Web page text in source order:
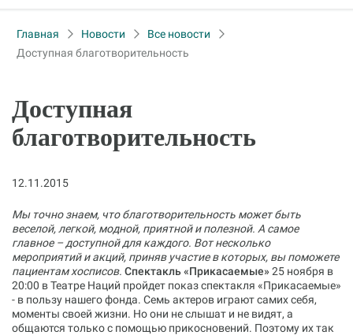
Главная Новости
Все новости
Доступная благотворительность
Доступная
благотворительность
12.11.2015
Мы точно знаем, что благотворительность может быть
веселой, легкой, модной, приятной и полезной. А самое
главное – доступной для каждого. Вот несколько
мероприятий и акций, приняв участие в которых, вы поможете
пациентам хосписов. Спектакль «Прикасаемые»25 ноября в
20:00 в Театре Наций пройдет показ спектакля «Прикасаемые»
- в пользу нашего фонда. Семь актеров играют самих себя,
моменты своей жизни. Но они не слышат и не видят, а
общаются только с помощью прикосновений. Поэтому их так